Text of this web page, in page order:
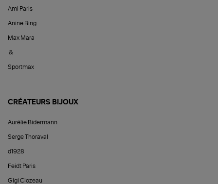
Ami Paris
Anine Bing
Max Mara
&
Sportmax
CRÉATEURS BIJOUX
Aurélie Bidermann
Serge Thoraval
d1928
Feidt Paris
Gigi Clozeau